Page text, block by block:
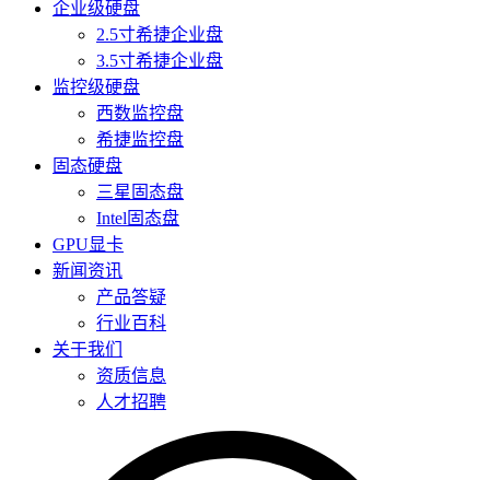
企业级硬盘
2.5寸希捷企业盘
3.5寸希捷企业盘
监控级硬盘
西数监控盘
希捷监控盘
固态硬盘
三星固态盘
Intel固态盘
GPU显卡
新闻资讯
产品答疑
行业百科
关于我们
资质信息
人才招聘